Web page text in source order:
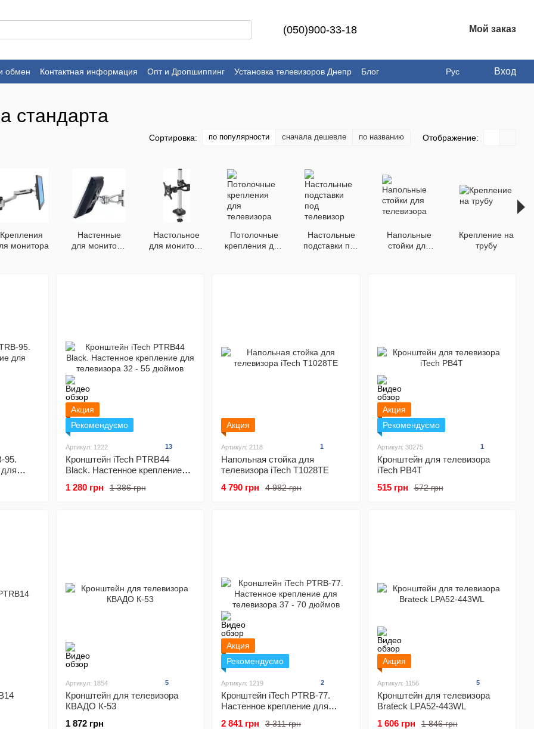
(050)900-33-18 Мой заказ
обмен Контактная информация Опт и Дропшиппинг Установка телевизоров Днепр Блог Рус Вход
стандарта
Сортировка: по популярности сначала дешевле по названию Отображение:
Крепления
монитора
Настенные
для монитора
Настольное
для монитора
Потолочные
крепления для
Настольные
подставки под
Напольные
стойки для
Крепление на
трубу
95.
Акция
Рекомендуємо
Артикул: 1222 13
Кронштейн iTech PTRB44
Black. Настенное крепление
1 386 грн
1 280 грн
Акция
Артикул: 2118 1
Напольная стойка для
телевизора iTech T1028TE
4 982 грн
4 790 грн
Акция
Рекомендуємо
Артикул: 30275 1
Кронштейн для телевизора
iTech PB4T
572 грн
515 грн
Артикул: 1854 5
Кронштейн для телевизора
КВАДО К-53
1 872 грн
Акция
Рекомендуємо
Артикул: 1219 2
Кронштейн iTech PTRB-77.
Настенное крепление для
3 311 грн
2 841 грн
Акция
Артикул: 1156 5
Кронштейн для телевизора
Brateck LPA52-443WL
1 846 грн
1 606 грн